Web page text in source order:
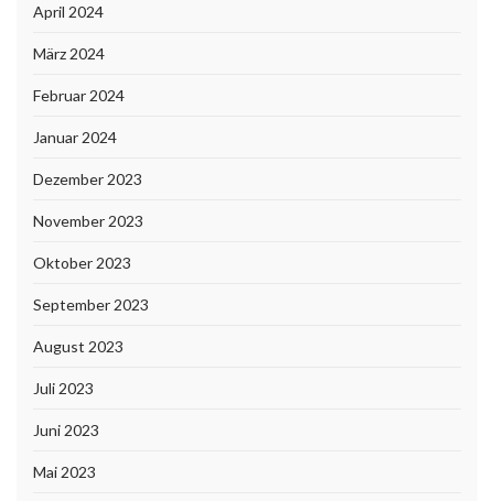
April 2024
März 2024
Februar 2024
Januar 2024
Dezember 2023
November 2023
Oktober 2023
September 2023
August 2023
Juli 2023
Juni 2023
Mai 2023